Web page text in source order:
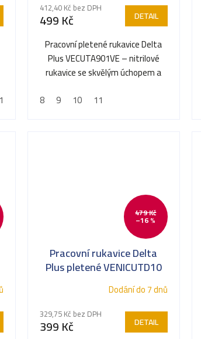
(L) 10/11 (XL)
412,40 Kč bez DPH
499 Kč DETAIL
Pracovní pletené rukavice Delta
Plus VECUTA901VE – nitrilové
rukavice se skvělým úchopem a
8 9 10 11
479 Kč
–16 %
Pracovní rukavice Delta
Plus pletené VENICUTD10
Dodání do 7 dnů
329,75 Kč bez DPH
399 Kč DETAIL